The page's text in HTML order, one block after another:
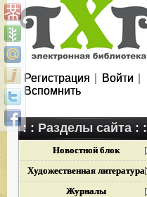
Регистрация Войти
Вспомнить
: : Разделы сайта : :
Новостной блок
Художественная литература
Журналы